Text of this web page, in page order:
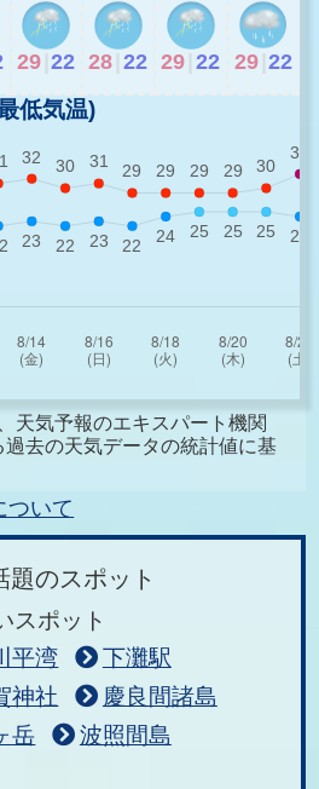
29 22 28 22 29 22 29 22
低気温)
天気予報のエキスパート機関
去の天気データの統計値に基
ついて
題のスポット
スポット
平湾
下灘駅
神社
慶良間諸島
岳
波照間島